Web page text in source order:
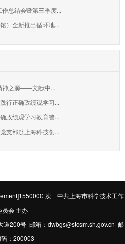
总结会暨第三季度...
）全新推出循环地...
神之源——文献中...
行正确政绩观学习...
政绩观学习教育警...
支部赴上海科技创...
次 中共上海市科学技术工作
员会 主办
200号 邮箱：dwbgs@stcsm.sh.gov.cn 邮
：200003